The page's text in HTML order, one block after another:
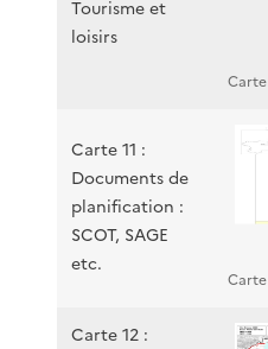
Tourisme et
loisirs
Carte 11 :
Documents de
planification :
SCOT, SAGE
etc.
Carte
Carte 12 :